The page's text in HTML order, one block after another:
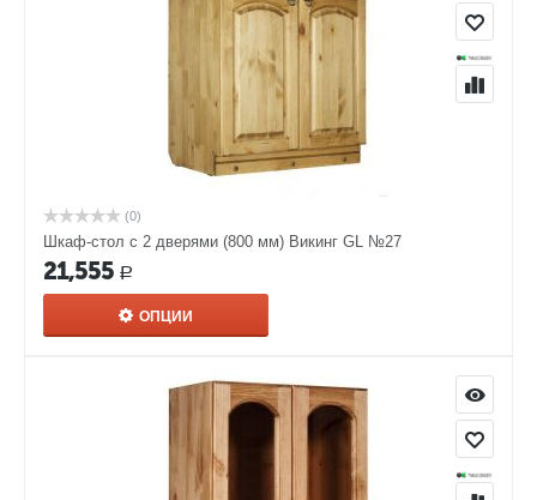
(0)
Шкаф-стол с 2 дверями (800 мм) Викинг GL №27
21,555 Р
ОПЦИИ